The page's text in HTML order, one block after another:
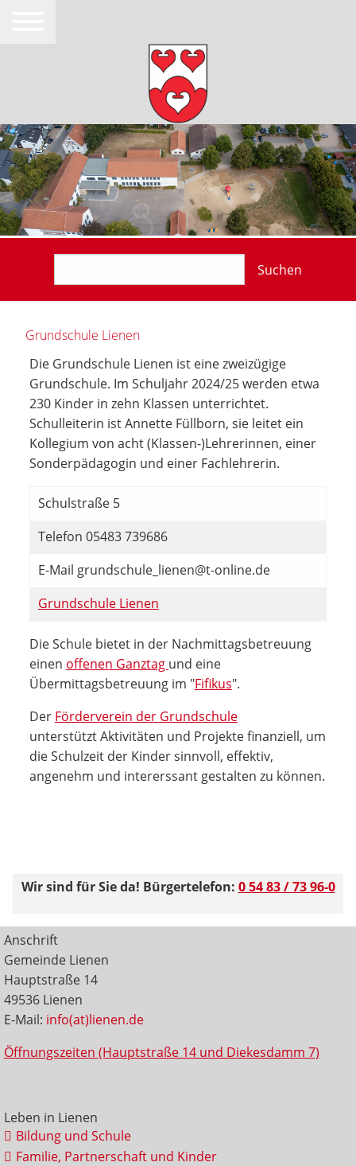
Suchen
Grundschule Lienen
Die Grundschule Lienen ist eine zweizügige
Grundschule. Im Schuljahr 2024/25 werden etwa
230 Kinder in zehn Klassen unterrichtet.
Schulleiterin ist Annette Füllborn, sie leitet ein
Kollegium von acht (Klassen-)Lehrerinnen, einer
Sonderpädagogin und einer Fachlehrerin.
Schulstraße 5
Telefon 05483 739686
E-Mail grundschule_lienen@t-online.de
Grundschule Lienen
Die Schule bietet in der Nachmittagsbetreuung
einen offenen Ganztag und eine
Übermittagsbetreuung im "Fifikus".
Der Förderverein der Grundschule
unterstützt Aktivitäten und Projekte finanziell, um
die Schulzeit der Kinder sinnvoll, effektiv,
angenehm und intererssant gestalten zu können.
Wir sind für Sie da! Bürgertelefon: 0 54 83 / 73 96-0
Anschrift
Gemeinde Lienen
Hauptstraße 14
49536 Lienen
E-Mail: info(at)lienen.de
Öffnungszeiten (Hauptstraße 14 und Diekesdamm 7)
Leben in Lienen
Bildung und Schule
Familie, Partnerschaft und Kinder